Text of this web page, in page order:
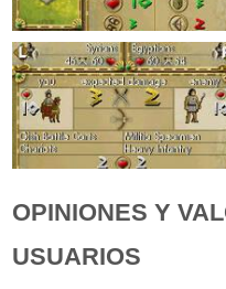
OPINIONES Y
USUARIOS